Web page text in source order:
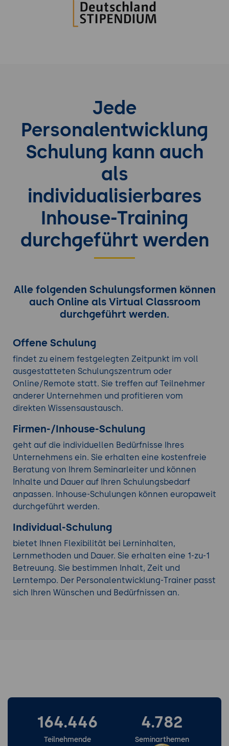
Jede
Personalentwicklung
Schulung kann auch
als
individualisierbares
Inhouse-Training
durchgeführt werden
Alle folgenden Schulungsformen können
auch Online als Virtual Classroom
durchgeführt werden.
Offene Schulung
findet zu einem festgelegten Zeitpunkt im voll
ausgestatteten Schulungszentrum oder
Online/Remote statt. Sie treffen auf Teilnehmer
anderer Unternehmen und profitieren vom
direkten Wissensaustausch.
Firmen-/Inhouse-Schulung
geht auf die individuellen Bedürfnisse Ihres
Unternehmens ein. Sie erhalten eine kostenfreie
Beratung von Ihrem Seminarleiter und können
Inhalte und Dauer auf Ihren Schulungsbedarf
anpassen. Inhouse-Schulungen können europaweit
durchgeführt werden.
Individual-Schulung
bietet Ihnen Flexibilität bei Lerninhalten,
Lernmethoden und Dauer. Sie erhalten eine 1-zu-1
Betreuung. Sie bestimmen Inhalt, Zeit und
Lerntempo. Der Personalentwicklung-Trainer passt
sich Ihren Wünschen und Bedürfnissen an.
164.446
Teilnehmende
4.782
Seminarthemen